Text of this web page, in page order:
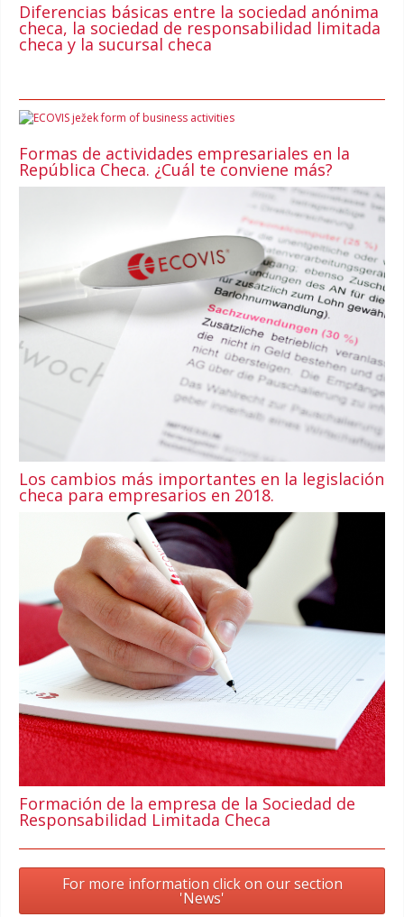
Diferencias básicas entre la sociedad anónima
checa, la sociedad de responsabilidad limitada
checa y la sucursal checa
Formas de actividades empresariales en la
República Checa. ¿Cuál te conviene más?
Los cambios más importantes en la legislación
checa para empresarios en 2018.
Formación de la empresa de la Sociedad de
Responsabilidad Limitada Checa
For more information click on our section
'News'